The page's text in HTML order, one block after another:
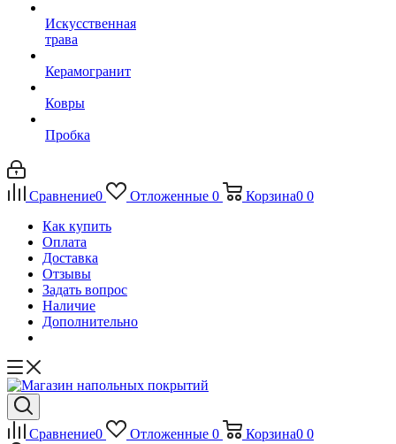
Искусственная
трава
Керамогранит
Ковры
Пробка
Сравнение0 Отложенные 0 Корзина0 0
Как купить
Оплата
Доставка
Отзывы
Задать вопрос
Наличие
Дополнительно
Сравнение0 Отложенные 0 Корзина0 0